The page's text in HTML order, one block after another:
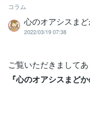
コラム
心のオアシスま
2022/03/19 07:38
ご覧いただきましてあ
『心のオアシスまどか